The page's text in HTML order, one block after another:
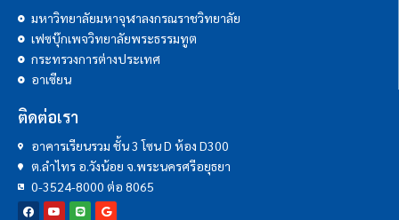
มหาวิทยาลัยมหาจุฬาลงกรณราชวิทยาลัย
เฟซบุ๊กเพจวิทยาลัยพระธรรมทูต
กระทรวงการต่างประเทศ
อาเซียน
ติดต่อเรา
อาคารเรียนรวม ชั้น 3 โซน D ห้อง D300
ต.ลำไทร อ.วังน้อย จ.พระนครศรีอยุธยา
0-3524-8000 ต่อ 8065